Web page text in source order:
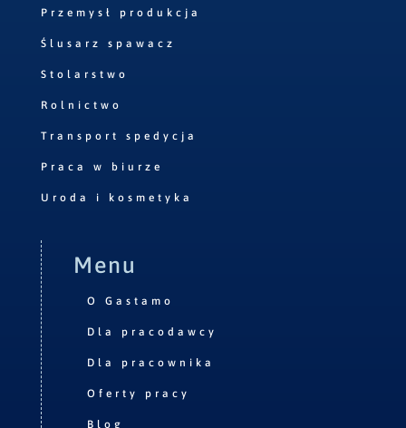
Przemysł produkcja
Ślusarz spawacz
Stolarstwo
Rolnictwo
Transport spedycja
Praca w biurze
Uroda i kosmetyka
Menu
O Gastamo
Dla pracodawcy
Dla pracownika
Oferty pracy
Blog